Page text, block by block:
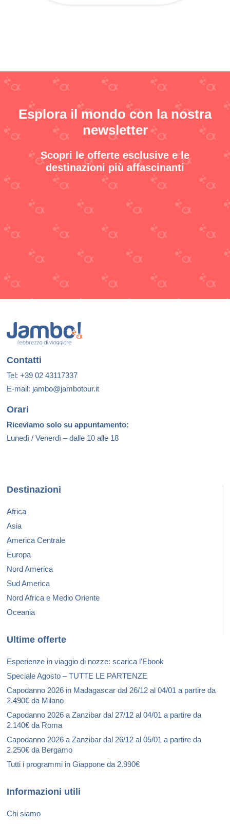
Esplora il mondo con la nostra
newsletter
Scopri le offerte esclusive e le
destinazioni più affascinanti
Contatti
Tel: +39 02 43117337
E-mail: jambo@jambotour.it
Orari
Riceviamo solo su appuntamento:
Lunedì / Venerdì – dalle 10 alle 18
Destinazioni
Africa
Asia
America Centrale
Europa
Nord America
Sud America
Nord Africa e Medio Oriente
Oceania
Ultime offerte
Esperienze in viaggio di nozze: scarica l’Ebook
Speciale Agosto – TUTTE LE PARTENZE
Capodanno 2026 in Madagascar dal 26/12 al 04/01 a partire da
2.490€ da Milano
Capodanno 2026 a Zanzibar dal 27/12 al 04/01 a partire da
2.140€ da Roma
Capodanno 2026 a Zanzibar dal 26/12 al 05/01 a partire da
2.250€ da Bergamo
Tutti i programmi in Giappone da 2.990€
Informazioni utili
Chi siamo